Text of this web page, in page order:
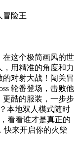
在这个极简画风的世
用精准的角度和力
对射大战！闯关冒
轮番登场，击败他
更酷的服装，一步步
本地双人模式随时
看看谁才是真正的
快来开启你的火柴